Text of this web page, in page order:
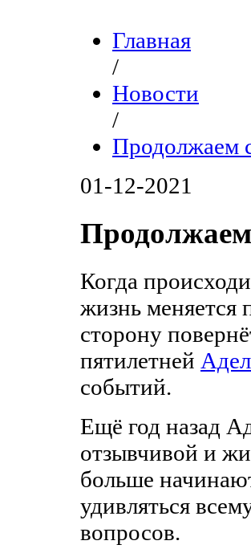
Главная
/
Новости
/
Продолжаем
01-12-2021
Когда
жизнь меняется
сторону
пятилетней
событий.
Ещё год назад
отзывчивой и
больше
удивляться
вопросов.